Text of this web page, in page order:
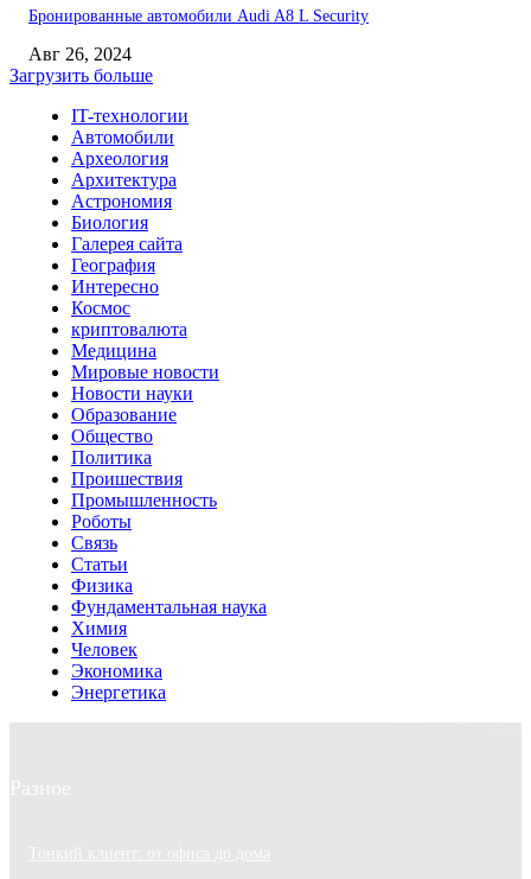
Бронированные автомобили Audi A8 L Security
Авг 26, 2024
Загрузить больше
IT-технологии
Автомобили
Археология
Архитектура
Астрономия
Биология
Галерея сайта
География
Интересно
Космос
криптовалюта
Медицина
Мировые новости
Новости науки
Образование
Общество
Политика
Проишествия
Промышленность
Роботы
Связь
Статьи
Физика
Фундаментальная наука
Химия
Человек
Экономика
Энергетика
Разное
Тонкий клиент: от офиса до дома